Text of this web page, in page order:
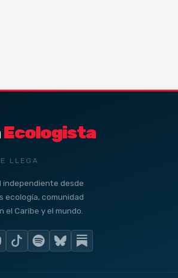
Ecologista
LLEGA
independiente desde
ecología, comunidad
Caribe y el mundo.